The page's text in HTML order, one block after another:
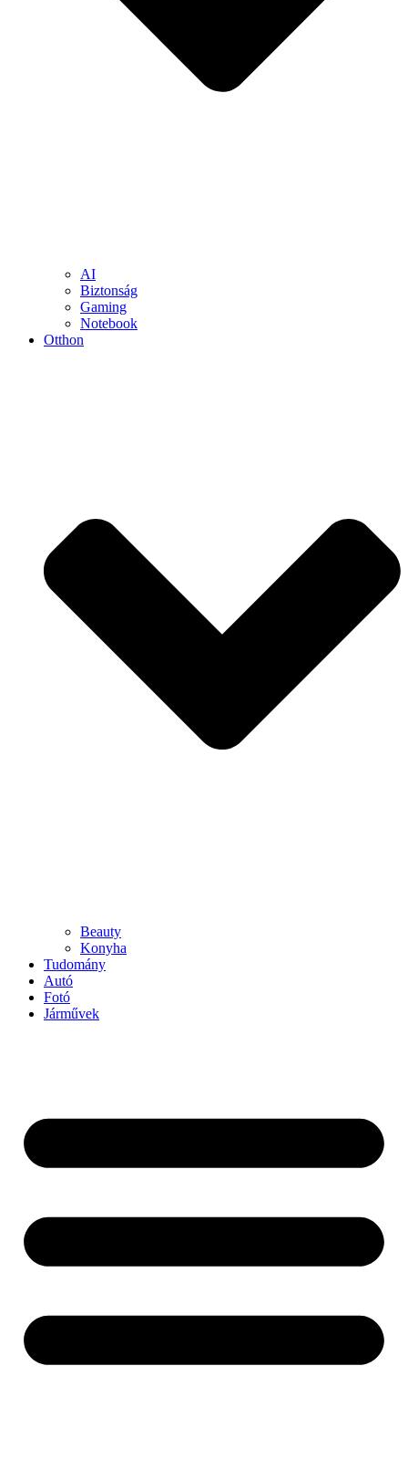
AI
Biztonság
Gaming
Notebook
Otthon
Beauty
Konyha
Tudomány
Autó
Fotó
Járművek